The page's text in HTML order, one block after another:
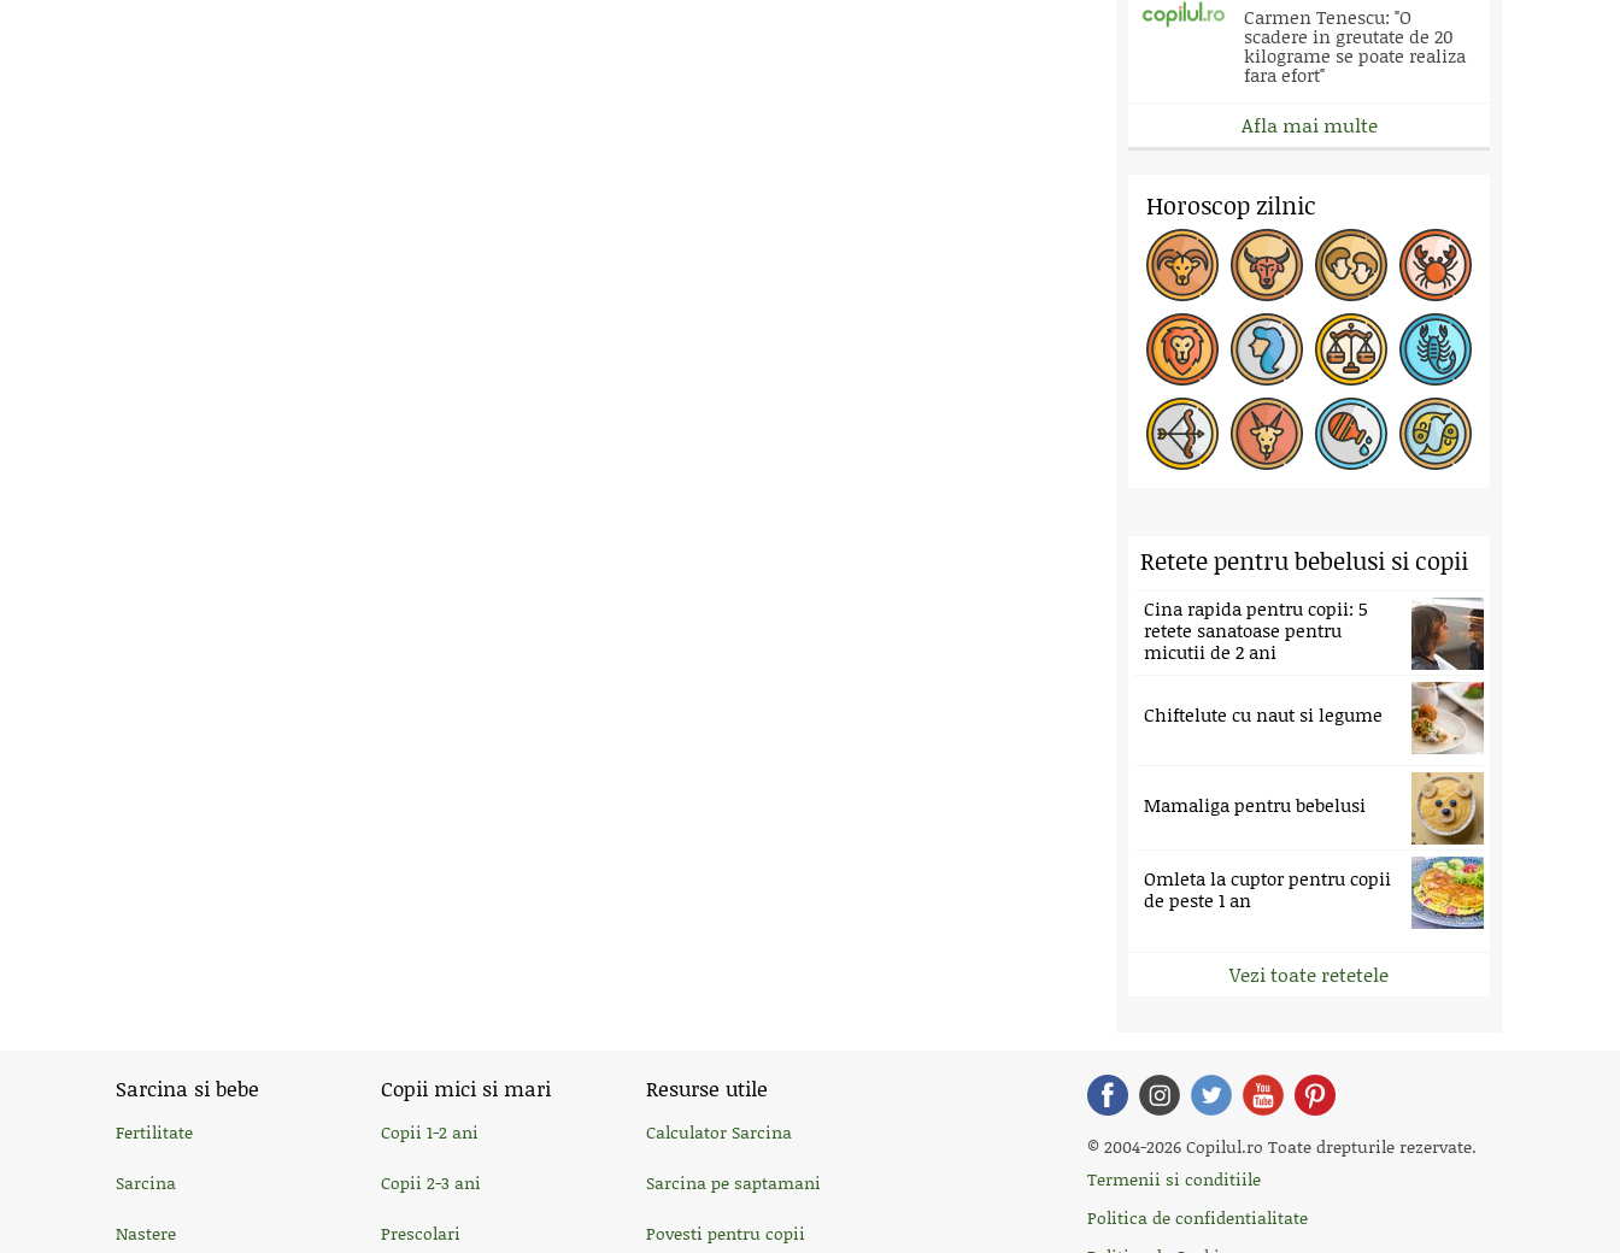
Carmen Tenescu: "O
scadere in greutate de 20
kilograme se poate realiza
fara efort"
Afla mai multe
Horoscop zilnic
Retete pentru bebelusi si copii
Cina rapida pentru copii: 5
retete sanatoase pentru
micutii de 2 ani
Chiftelute cu naut si legume
Mamaliga pentru bebelusi
Omleta la cuptor pentru copii
de peste 1 an
Vezi toate retetele
Sarcina si bebe
Fertilitate
Sarcina
Nastere
Copii mici si mari
Copii 1-2 ani
Copii 2-3 ani
Prescolari
Resurse utile
Calculator Sarcina
Sarcina pe saptamani
Povesti pentru copii
© 2004-2026 Copilul.ro Toate drepturile rezervate.
Termenii si conditiile
Politica de confidentialitate